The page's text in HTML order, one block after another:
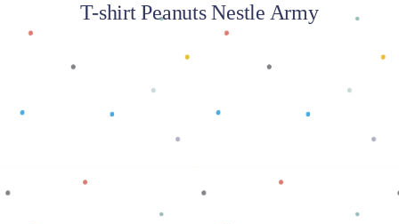
T-shirt Peanuts Nestle Army
Baca selengkapnya